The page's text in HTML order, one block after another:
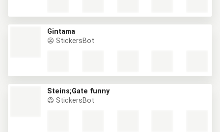
Gintama
StickersBot
Steins;Gate funny
StickersBot